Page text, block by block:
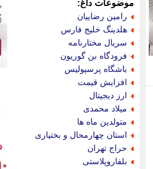
موضوعات داغ:
رامین رضاییان
هلدینگ خلیج فارس
سریال مختارنامه
فرودگاه بن گوریون
باشگاه پرسپولیس
افزایش قیمت
ارز دیجیتال
میلاد محمدی
متولدین ماه ها
استان چهارمحال و بختیاری
حراج تهران
بلفاروپلاستی